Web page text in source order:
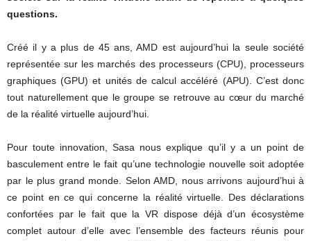
questions.
Créé il y a plus de 45 ans, AMD est aujourd’hui la seule société
représentée sur les marchés des processeurs (CPU), processeurs
graphiques (GPU) et unités de calcul accéléré (APU). C’est donc
tout naturellement que le groupe se retrouve au cœur du marché
de la réalité virtuelle aujourd’hui.
Pour toute innovation, Sasa nous explique qu’il y a un point de
basculement entre le fait qu’une technologie nouvelle soit adoptée
par le plus grand monde. Selon AMD, nous arrivons aujourd’hui à
ce point en ce qui concerne la réalité virtuelle. Des déclarations
confortées par le fait que la VR dispose déjà d’un écosystème
complet autour d’elle avec l’ensemble des facteurs réunis pour